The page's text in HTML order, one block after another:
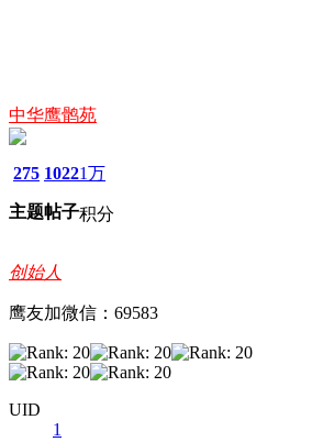
中华鹰鹘苑
275
主题
1022
帖子
1万
积分
创始人
鹰友加微信：69583
UID
1